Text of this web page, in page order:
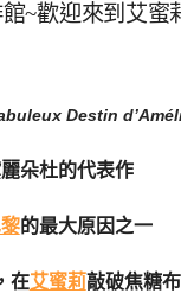
~歡迎來到艾蜜
Destin
朵杜的代表作
的最大原因之一
在艾蜜莉敲破焦糖